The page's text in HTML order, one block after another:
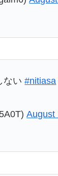
ない#nitiasa